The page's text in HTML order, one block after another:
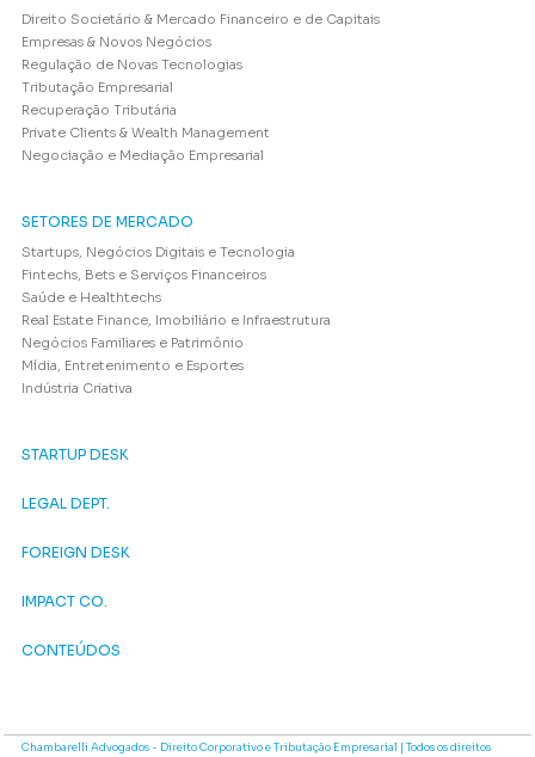
Direito Societário & Mercado Financeiro e de Capitais
Empresas & Novos Negócios
Regulação de Novas Tecnologias
Tributação Empresarial
Recuperação Tributária
Private Clients & Wealth Management
Negociação e Mediação Empresarial
SETORES DE MERCADO
Startups, Negócios Digitais e Tecnologia
Fintechs, Bets e Serviços Financeiros
Saúde e Healthtechs
Real Estate Finance, Imobiliário e Infraestrutura
Negócios Familiares e Patrimônio
Mídia, Entretenimento e Esportes
Indústria Criativa
STARTUP DESK
LEGAL DEPT.
FOREIGN DESK
IMPACT CO.
CONTEÚDOS
Chambarelli Advogados - Direito Corporativo e Tributação Empresarial | Todos os direitos